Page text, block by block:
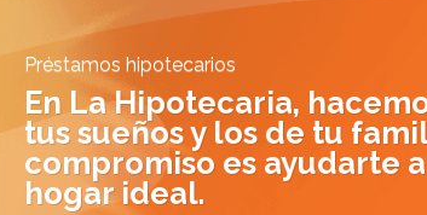
Préstamos hipotecarios
En La Hipotecaria,
tus sueños y los de tu
compromiso es ayudarte
hogar ideal.